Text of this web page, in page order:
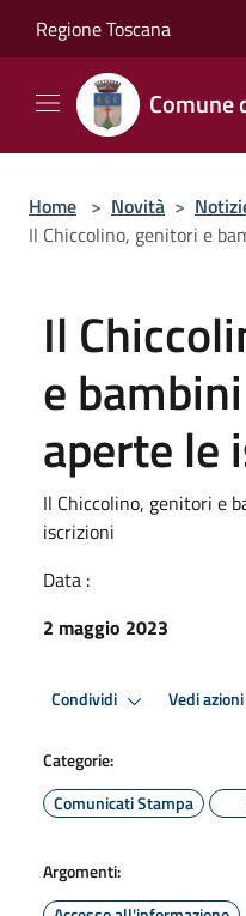
Regione Toscana
Comune
Home > Novità >
Il Chiccolino, genitori e
Il
e
aperte le
Il Chiccolino, genitori e
iscrizioni
Data :
2 maggio 2023
Condividi Vedi azioni
Categorie:
Comunicati Stampa
Argomenti: